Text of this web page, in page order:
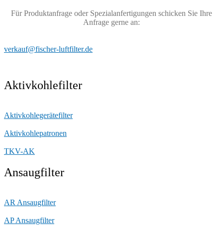
Für Produktanfrage oder Spezialanfertigungen schicken Sie Ihre
Anfrage gerne an:
verkauf@fischer-luftfilter.de
Aktivkohlefilter
Aktivkohlegerätefilter
Aktivkohlepatronen
TKV-AK
Ansaugfilter
AR Ansaugfilter
AP Ansaugfilter